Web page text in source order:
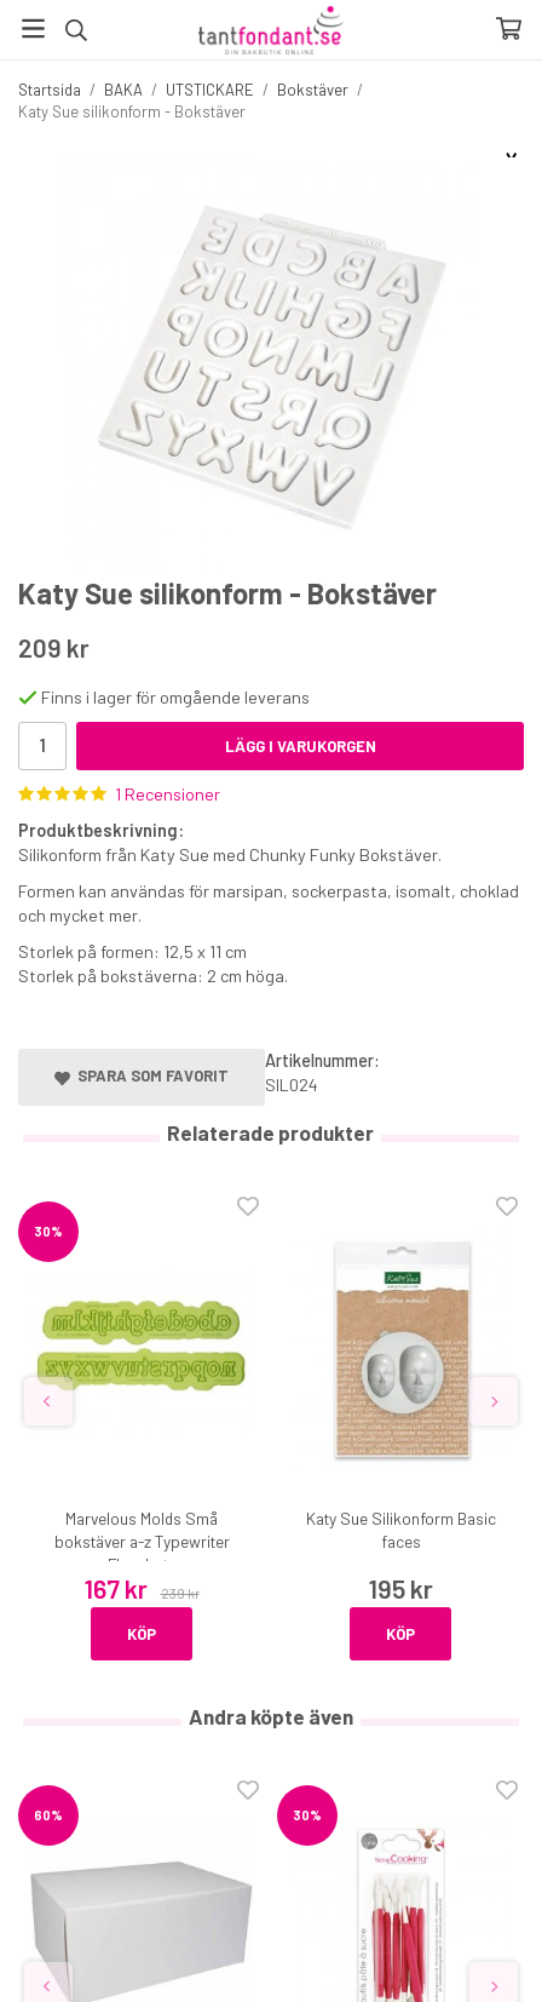
Startsida / BAKA / UTSTICKARE / Bokstäver /
Katy Sue silikonform - Bokstäver
Funcakes Ätbart lim 50 g
€4.20
KÖP
☓
Katy Sue silikonform - Bokstäver
209 kr
Finns i lager för omgående leverans
LÄGG I VARUKORGEN
1 Recensioner
Produktbeskrivning:
Silikonform från Katy Sue med Chunky Funky Bokstäver.
Formen kan användas för marsipan, sockerpasta, isomalt, choklad
och mycket mer.
Storlek på formen: 12,5 x 11 cm
Storlek på bokstäverna: 2 cm höga.
SPARA SOM FAVORIT
Artikelnummer:
SIL024
Relaterade produkter
30%
Marvelous Molds Små
bokstäver a-z Typewriter
Flexabets
167 kr 239 kr
KÖP
Katy Sue Silikonform Basic
faces
195 kr
KÖP
Andra köpte även
60% 30%